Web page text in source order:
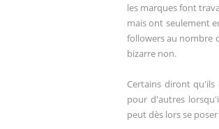
les marques font
mais ont seulement
followers au nombre
bizarre non.
Certains diront
pour d'autres
peut dès lors se